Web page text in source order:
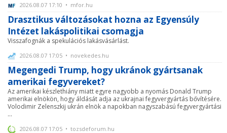
2026.08.07 17:10 • mfor.hu
Drasztikus változásokat hozna az Egyensúly
Intézet lakáspolitikai csomagja
Visszafognák a spekulációs lakásvásárlást.
2026.08.07 17:05 • novekedes.hu
Megengedi Trump, hogy ukránok gyártsanak
amerikai fegyvereket?
Az amerikai készlethiány miatt egyre nagyobb a nyomás Donald Trump
amerikai elnökön, hogy áldását adja az ukrajnai fegyvergyártás bővítésére.
Volodimir Zelenszkij ukrán elnök a napokban nagyszabású fegyvergyártási
...
2026.08.07 17:05 • tozsdeforum.hu